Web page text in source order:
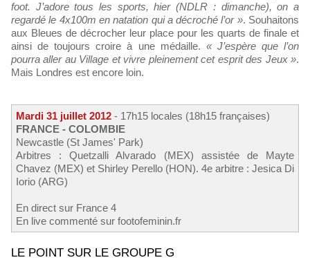
foot. J’adore tous les sports, hier (NDLR : dimanche), on a
regardé le 4x100m en natation qui a décroché l’or ». Souhaitons
aux Bleues de décrocher leur place pour les quarts de finale et
ainsi de toujours croire à une médaille. « J’espère que l’on
pourra aller au Village et vivre pleinement cet esprit des Jeux ».
Mais Londres est encore loin.
Mardi 31 juillet 2012 - 17h15 locales (18h15 françaises)
FRANCE - COLOMBIE
Newcastle (St James' Park)
Arbitres : Quetzalli Alvarado (MEX) assistée de Mayte
Chavez (MEX) et Shirley Perello (HON). 4e arbitre : Jesica Di
Iorio (ARG)
En direct sur France 4
En live commenté sur footofeminin.fr
LE POINT SUR LE GROUPE G